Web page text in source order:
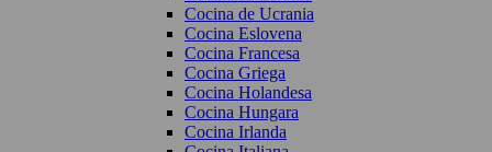
Cocina de Ucrania
Cocina Eslovena
Cocina Francesa
Cocina Griega
Cocina Holandesa
Cocina Hungara
Cocina Irlanda